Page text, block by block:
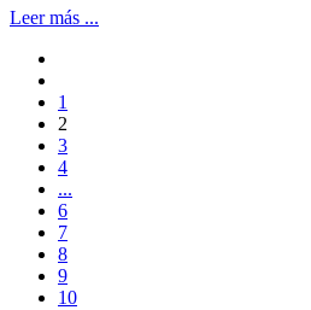
Leer más ...
1
2
3
4
...
6
7
8
9
10